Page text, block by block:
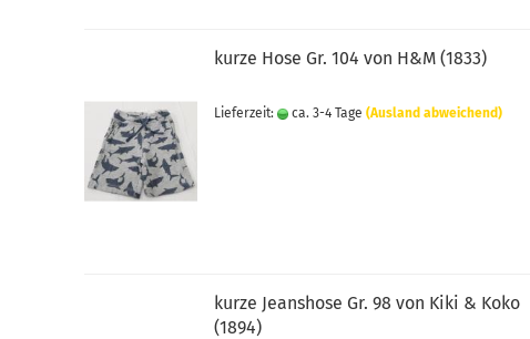
kurze Hose Gr. 104 von H&M (1833)
Lieferzeit: ca. 3-4 Tage (Ausland abweichend)
kurze Jeanshose Gr. 98 von Kiki & Koko
(1894)